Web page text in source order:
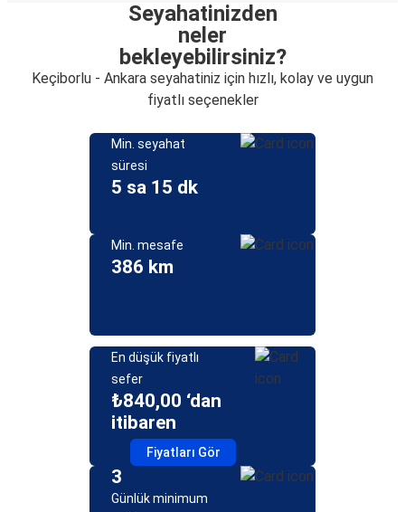
Seyahatinizden
neler
bekleyebilirsiniz?
Keçiborlu - Ankara seyahatiniz için hızlı, kolay ve uygun
fiyatlı seçenekler
Min. seyahat
süresi
5 sa 15 dk
Min. mesafe
386 km
En düşük fiyatlı
sefer
₺840,00 ‘dan
itibaren
Fiyatları Gör
3
Günlük minimum